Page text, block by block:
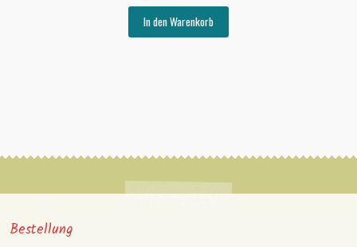
In den Warenkorb
Bestellung